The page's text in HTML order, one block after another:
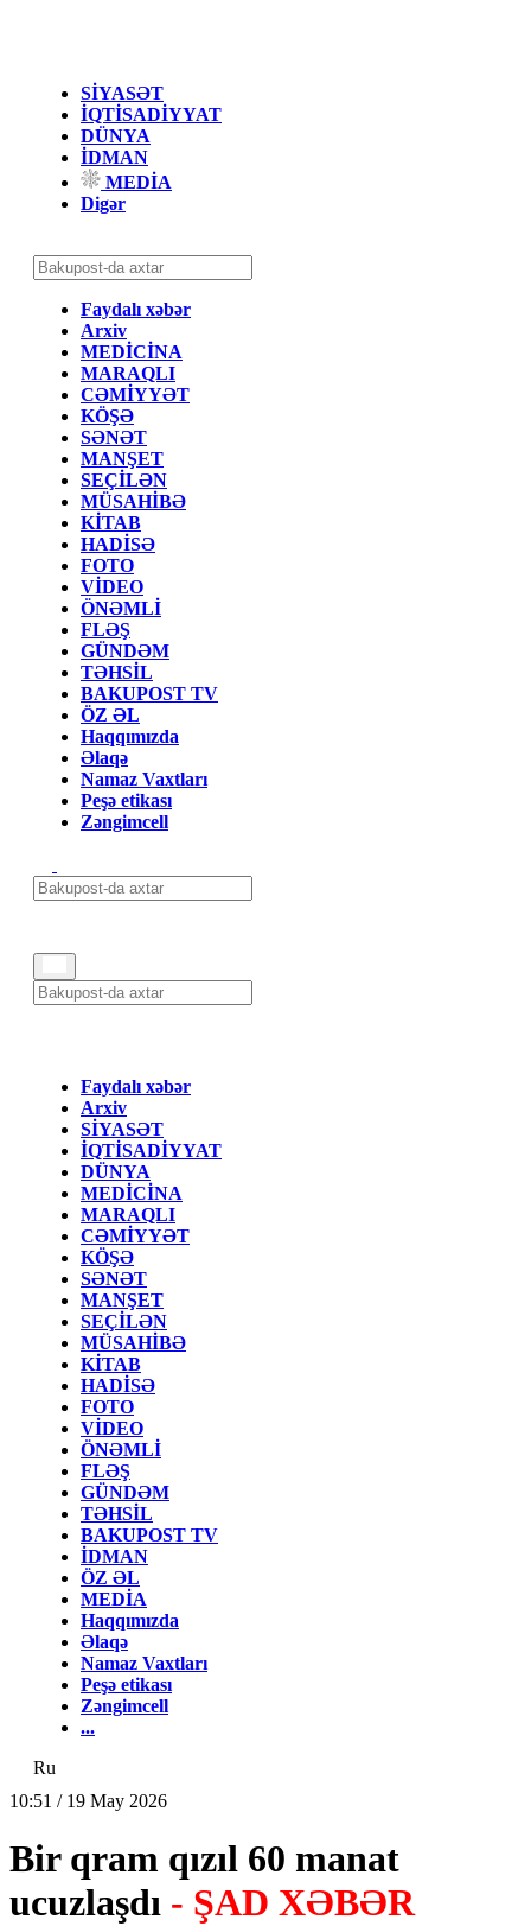
SİYASƏT
İQTİSADİYYAT
DÜNYA
İDMAN
MEDİA
Digər
Faydalı xəbər
Arxiv
MEDİCİNA
MARAQLI
CƏMİYYƏT
KÖŞƏ
SƏNƏT
MANŞET
SEÇİLƏN
MÜSAHİBƏ
KİTAB
HADİSƏ
FOTO
VİDEO
ÖNƏMLİ
FLƏŞ
GÜNDƏM
TƏHSİL
BAKUPOST TV
ÖZ ƏL
Haqqımızda
Əlaqə
Namaz Vaxtları
Peşə etikası
Zəngimcell
Faydalı xəbər
Arxiv
SİYASƏT
İQTİSADİYYAT
DÜNYA
MEDİCİNA
MARAQLI
CƏMİYYƏT
KÖŞƏ
SƏNƏT
MANŞET
SEÇİLƏN
MÜSAHİBƏ
KİTAB
HADİSƏ
FOTO
VİDEO
ÖNƏMLİ
FLƏŞ
GÜNDƏM
TƏHSİL
BAKUPOST TV
İDMAN
ÖZ ƏL
MEDİA
Haqqımızda
Əlaqə
Namaz Vaxtları
Peşə etikası
Zəngimcell
...
Ru
10:51 / 19 May 2026
Bir qram qızıl 60 manat
ucuzlaşdı - ŞAD XƏBƏR